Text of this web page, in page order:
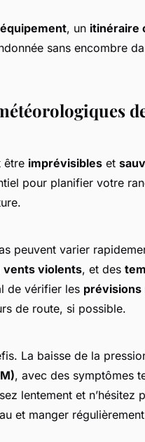
équipement, un itinéraire
sans encombre
être imprévisibles et
pour planifier votre
peuvent varier
vents violents, et des
de vérifier les prévisions
de route, si possible.
La baisse de la
, avec des symptômes
lentement et n’hésitez
et manger